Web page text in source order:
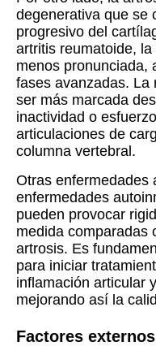
degenerativa que se
progresivo del
artritis reumatoide,
menos pronunciada,
fases avanzadas. La
ser más marcada
inactividad o
articulaciones de
columna vertebral.
Otras enfermedades
enfermedades
pueden provocar
medida comparadas
artrosis. Es
para iniciar
inflamación articular
mejorando así la
Factores